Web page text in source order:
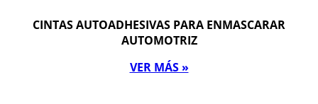
CINTAS AUTOADHESIVAS PARA ENMASCARAR
AUTOMOTRIZ
VER MÁS »